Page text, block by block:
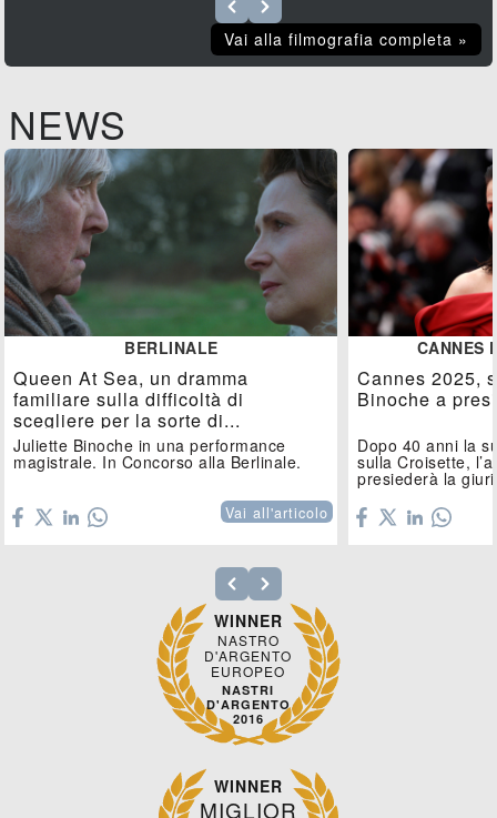
Vai alla filmografia completa »
NEWS
BERLINALE
Queen At Sea, un dramma
familiare sulla difficoltà di
scegliere per la sorte di...
Juliette Binoche in una performance
magistrale. In Concorso alla Berlinale.
Vai all'articolo
CANNES
Cannes 2025,
Binoche a
Dopo 40 anni la
sulla Croisette,
presiederà la
WINNER
NASTRO
D'ARGENTO
EUROPEO
NASTRI
D'ARGENTO
2016
WINNER
MIGLIOR